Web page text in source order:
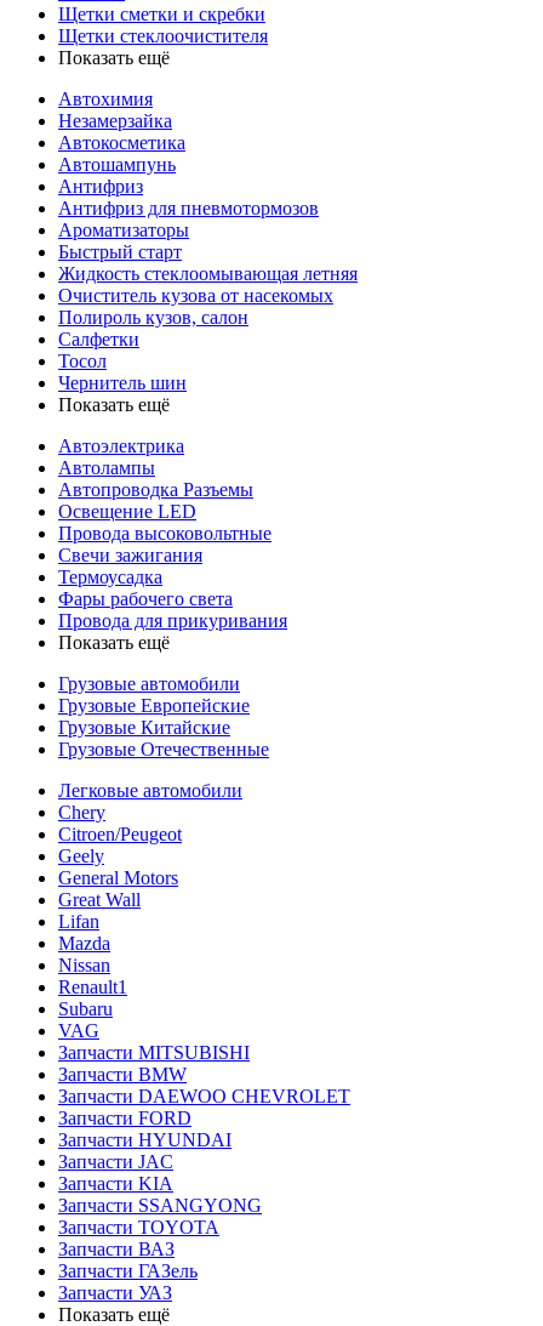
Щетки сметки и скребки
Щетки стеклоочистителя
Показать ещё
Автохимия
Незамерзайка
Автокосметика
Автошампунь
Антифриз
Антифриз для пневмотормозов
Ароматизаторы
Быстрый старт
Жидкость стеклоомывающая летняя
Очиститель кузова от насекомых
Полироль кузов, салон
Салфетки
Тосол
Чернитель шин
Показать ещё
Автоэлектрика
Автолампы
Автопроводка Разъемы
Освещение LED
Провода высоковольтные
Свечи зажигания
Термоусадка
Фары рабочего света
Провода для прикуривания
Показать ещё
Грузовые автомобили
Грузовые Европейские
Грузовые Китайские
Грузовые Отечественные
Легковые автомобили
Chery
Citroen/Peugeot
Geely
General Motors
Great Wall
Lifan
Mazda
Nissan
Renault1
Subaru
VAG
Запчасти MITSUBISHI
Запчасти BMW
Запчасти DAEWOO CHEVROLET
Запчасти FORD
Запчасти HYUNDAI
Запчасти JAC
Запчасти KIA
Запчасти SSANGYONG
Запчасти TOYOTA
Запчасти ВАЗ
Запчасти ГАЗель
Запчасти УАЗ
Показать ещё